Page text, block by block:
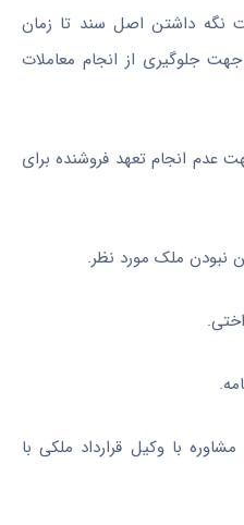
نگه داشتن اصل سند تا زمان
جلوگیری از انجام معاملات
عدم انجام تعهد فروشنده برای
نبودن ملک مورد نظر.
با وکیل قرارداد ملکی با